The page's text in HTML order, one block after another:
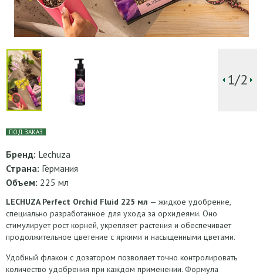
1/2
ПОД ЗАКАЗ
Бренд: Lechuza
Страна: Германия
Объем: 225 мл
LECHUZA Perfect Orchid Fluid 225 мл — жидкое удобрение,
специально разработанное для ухода за орхидеями. Оно
стимулирует рост корней, укрепляет растения и обеспечивает
продолжительное цветение с яркими и насыщенными цветами.
Удобный флакон с дозатором позволяет точно контролировать
количество удобрения при каждом применении. Формула